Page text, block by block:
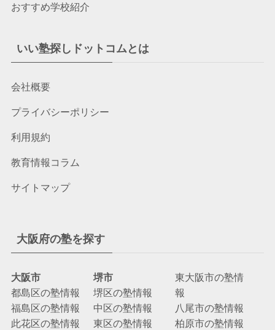
おすすめ学校紹介
いい塾探しドットコムとは
会社概要
プライバシーポリシー
利用規約
教育情報コラム
サイトマップ
大阪府の塾を探す
大阪市
都島区の塾情報
福島区の塾情報
此花区の塾情報
堺市
堺区の塾情報
中区の塾情報
東区の塾情報
東大阪市の塾情
報
八尾市の塾情報
柏原市の塾情報